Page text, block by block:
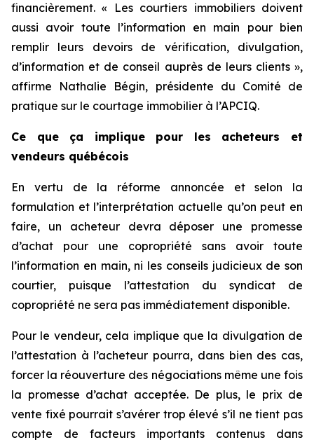
financièrement. « Les courtiers immobiliers doivent
aussi avoir toute l’information en main pour bien
remplir leurs devoirs de vérification, divulgation,
d’information et de conseil auprès de leurs clients »,
affirme Nathalie Bégin, présidente du Comité de
pratique sur le courtage immobilier à l’APCIQ.
Ce que ça implique pour les acheteurs et
vendeurs québécois
En vertu de la réforme annoncée et selon la
formulation et l’interprétation actuelle qu’on peut en
faire, un acheteur devra déposer une promesse
d’achat pour une copropriété sans avoir toute
l’information en main, ni les conseils judicieux de son
courtier, puisque l’attestation du syndicat de
copropriété ne sera pas immédiatement disponible.
Pour le vendeur, cela implique que la divulgation de
l’attestation à l’acheteur pourra, dans bien des cas,
forcer la réouverture des négociations même une fois
la promesse d’achat acceptée. De plus, le prix de
vente fixé pourrait s’avérer trop élevé s’il ne tient pas
compte de facteurs importants contenus dans